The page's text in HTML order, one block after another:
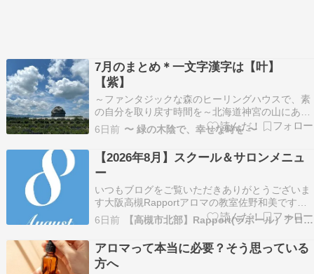
7月のまとめ＊一文字漢字は【叶】
【紫】
～ファンタジックな森のヒーリングハウスで、素
の自分を取り戻す時間を～北海道神宮の山にある
愛と美と喜びの空間へ。 50歳で東京から札幌へ
移り住み、目指すは生涯現役アロマセラピスト＆
ヒーラー。 自然からのセンス・オブ・ワンダーを
大切に、日々の小さな喜びを綴っています。 【ハ
ーブガー…
6日前 〜 緑の木陰で、幸せな時を 〜
【2026年8月】スクール＆サロンメニュ
ー
いつもブログをご覧いただきありがとうございま
す大阪高槻Rapportアロマの教室佐野和美です
2026年8月スクール＆サロンメニュー
✧──────────────✧???? ラポールからのお
知らせ✧──────────────✧夏季休業日 ８月
１５日、１６日、１７日（定休日）夏…
6日前 【高槻市北部】Rapport(ラポール）アロマの教室
アロマって本当に必要？そう思っている
方へ